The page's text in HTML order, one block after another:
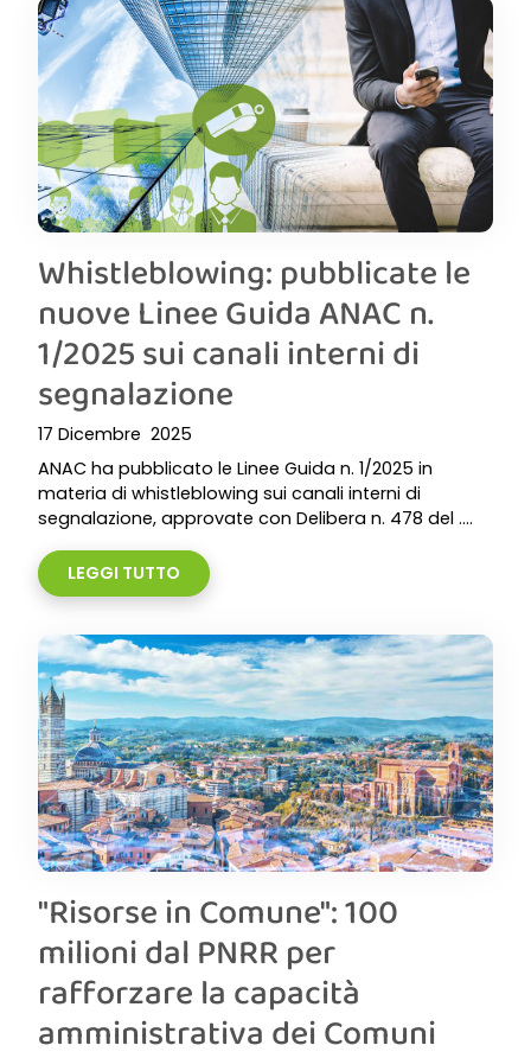
Whistleblowing: pubblicate le
nuove Linee Guida ANAC n.
1/2025 sui canali interni di
segnalazione
17 Dicembre 2025
ANAC ha pubblicato le Linee Guida n. 1/2025 in
materia di whistleblowing sui canali interni di
segnalazione, approvate con Delibera n. 478 del ....
LEGGI TUTTO
"Risorse in Comune": 100
milioni dal PNRR per
rafforzare la capacità
amministrativa dei Comuni